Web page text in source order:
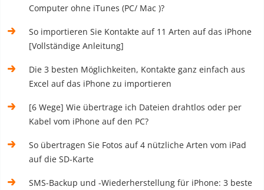
Computer ohne iTunes (PC/ Mac )?
So importieren Sie Kontakte auf 11 Arten auf das iPhone
[Vollständige Anleitung]
Die 3 besten Möglichkeiten, Kontakte ganz einfach aus
Excel auf das iPhone zu importieren
[6 Wege] Wie übertrage ich Dateien drahtlos oder per
Kabel vom iPhone auf den PC?
So übertragen Sie Fotos auf 4 nützliche Arten vom iPad
auf die SD-Karte
SMS-Backup und -Wiederherstellung für iPhone: 3 beste